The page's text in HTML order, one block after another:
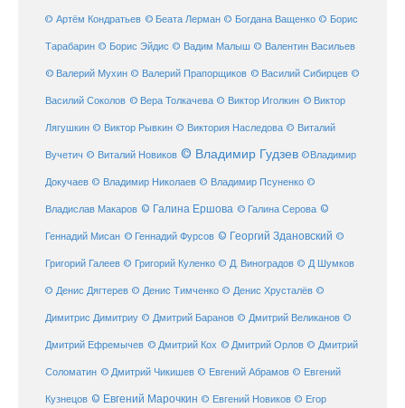
© Артём Кондратьев © Беата Лерман © Богдана Ващенко © Борис
Тарабарин © Борис Эйдис © Вадим Малыш © Валентин Васильев
© Валерий Мухин © Валерий Прапорщиков © Василий Сибирцев ©
Василий Соколов © Вера Толкачева © Виктор Иголкин © Виктор
Лягушкин © Виктор Рывкин © Виктория Наследова © Виталий
Вучетич © Виталий Новиков © Владимир Гудзев ©Владимир
Докучаев © Владимир Николаев © Владимир Псуненко ©
Владислав Макаров © Галина Ершова © Галина Серова ©
Геннадий Мисан © Геннадий Фурсов © Георгий Здановский ©
Григорий Галеев © Григорий Куленко © Д. Виноградов © Д Шумков
© Денис Дягтерев © Денис Тимченко © Денис Хрусталёв ©
Димитрис Димитриу © Дмитрий Баранов © Дмитрий Великанов ©
Дмитрий Ефремычев © Дмитрий Кох © Дмитрий Орлов © Дмитрий
Соломатин © Дмитрий Чикишев © Евгений Абрамов © Евгений
Кузнецов © Евгений Марочкин © Евгений Новиков © Егор